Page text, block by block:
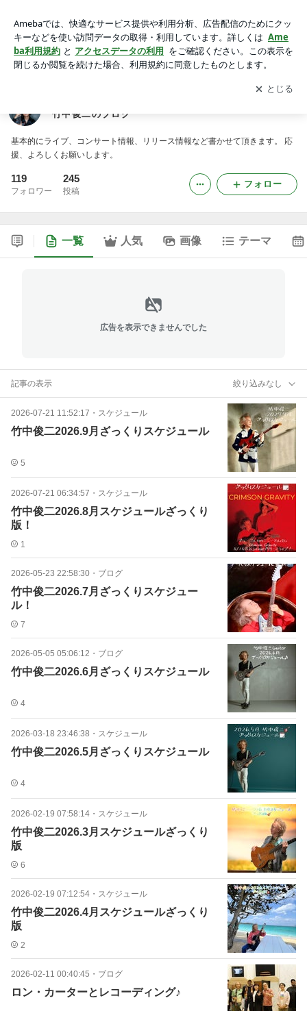
のブログアプリをダウンロードして ブログの更新通知
を受け取りまし
ょう。
開く
竹中俊二のブログ
基本的にライブ、コンサート情報、リリース情報など書かせて頂きます。 応
援、よろしくお願いします。
119
フォロワー
245
投稿
フォロー
一覧 人気 画像 テーマ
広告を表示できませんでした
記事の表示 絞り込みなし
2026-07-21 11:52:17 ・ スケジュール
竹中俊二2026.9月ざっくりスケジュール️
5
2026-07-21 06:34:57 ・ スケジュール
竹中俊二2026.8月スケジュールざっくり
版！
1
2026-05-23 22:58:30 ・ ブログ
竹中俊二2026.7月ざっくりスケジュー
ル！
7
2026-05-05 05:06:12 ・ ブログ
竹中俊二2026.6月ざっくりスケジュール
4
2026-03-18 23:46:38 ・ スケジュール
竹中俊二2026.5月ざっくりスケジュール
4
2026-02-19 07:58:14 ・ スケジュール
竹中俊二2026.3月スケジュールざっくり
版
6
2026-02-19 07:12:54 ・ スケジュール
竹中俊二2026.4月スケジュールざっくり
版
2
2026-02-11 00:40:45 ・ ブログ
ロン・カーターとレコーディング♪